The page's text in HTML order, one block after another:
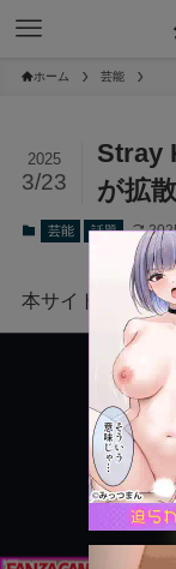
ホーム 芸能
Stray
が拡
2025
3/23
芸能 話題
本サイトにはプ